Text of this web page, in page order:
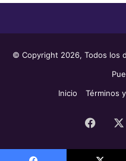
© Copyright 2026, Todos los
Inicio
Términos